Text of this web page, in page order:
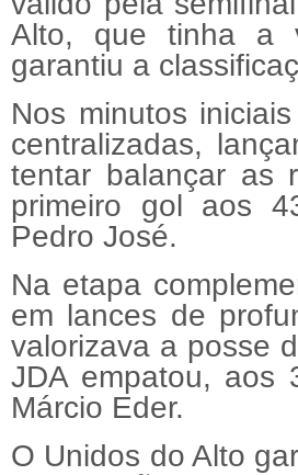
Alto, que tinha a
garantiu a
Nos minutos
centralizadas,
tentar balançar as
primeiro gol aos
Pedro José.
Na etapa
em lances de
valorizava a posse
JDA empatou, aos
Márcio Eder.
O Unidos do Alto